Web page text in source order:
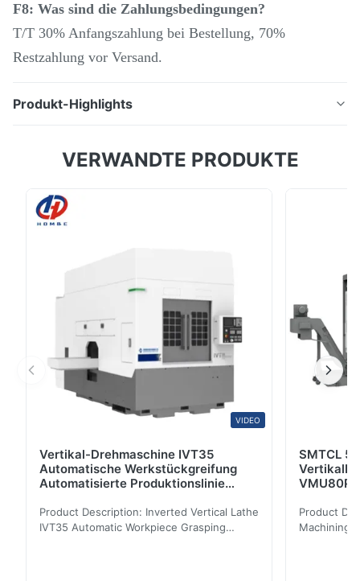
F8: Was sind die Zahlungsbedingungen?
T/T 30% Anfangszahlung bei Bestellung, 70%
Restzahlung vor Versand.
Produkt-Highlights
Universalwerkzeugfräsenmaschine XKH8140A
XKH8140A Werkzeugmaschine mit HNC808DiM
numerischen Steuerungssystem, manueller Modus und
VERWANDTE PRODUKTE
VIDEO
Vertikal-Drehmaschine IVT35
Automatische Werkstückgreifung
Automatisierte Produktionslinie
Product Description: Inverted Vertical Lathe
IVT35 Automatic Workpiece Grasping
SMTCL
VMU80P
Product
Machining